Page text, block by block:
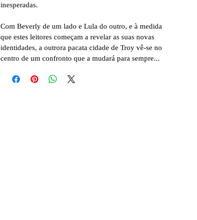
inesperadas.
Com Beverly de um lado e Lula do outro, e à medida
que estes leitores começam a revelar as suas novas
identidades, a outrora pacata cidade de Troy vê-se no
centro de um confronto que a mudará para sempre...